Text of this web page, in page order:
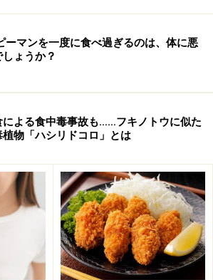
麦粉のたんぱく質と水が混ざり合っ
・中力粉がない時、別の小麦粉で代
小麦粉のたんぱく質と水が混
る栄養素
類を分ける「グルテン」とは何でし
「グルテニン」と「グリアジン」と
ーマンを一度に食べ過ぎるのは、体に悪
しょうか？
による食中毒事故も……フキノトウに似た
植物「ハシリドコロ」とは